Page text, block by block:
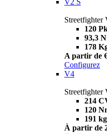
Streetfighter
120
93,3
178
A partir de
Configurez
V4
Streetfighter
214
120
191 kg
À partir de